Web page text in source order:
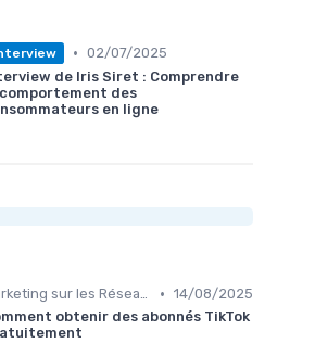
• 02/07/2025
de Iris Siret : Comprendre
des
en ligne
Marketing sur les Réseaux Sociaux • 14/08/2025
obtenir des abonnés TikTok